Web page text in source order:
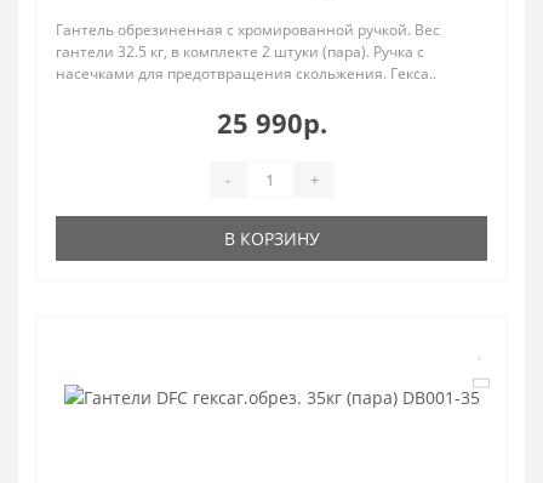
Гантель обрезиненная с хромированной ручкой. Вес
гантели 32.5 кг, в комплекте 2 штуки (пара). Ручка с
насечками для предотвращения скольжения. Гекса..
25 990р.
- +
В КОРЗИНУ